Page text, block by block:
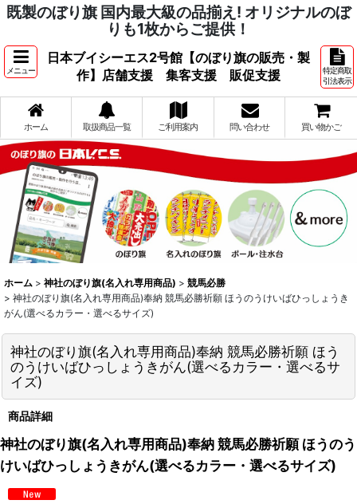
既製のぼり旗 国内最大級の品揃え! オリジナルのぼ
りも1枚からご提供！
メニュー
日本ブイシーエス2号館【のぼり旗の販売・製
作】店舗支援 集客支援 販促支援
特定商取
引法表示
ホーム 取扱商品一覧 ご利用案内 問い合わせ 買い物かご
ホーム > 神社のぼり旗(名入れ専用商品) > 競馬必勝
> 神社のぼり旗(名入れ専用商品)奉納 競馬必勝祈願 ほうのうけいばひっしょうき
がん(選べるカラー・選べるサイズ)
神社のぼり旗(名入れ専用商品)奉納 競馬必勝祈願 ほう
のうけいばひっしょうきがん(選べるカラー・選べるサ
イズ)
商品詳細
神社のぼり旗(名入れ専用商品)奉納 競馬必勝祈願 ほうのう
けいばひっしょうきがん(選べるカラー・選べるサイズ)